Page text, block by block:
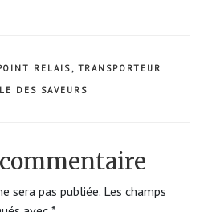
RELAIS , TRANSPORTEUR
DES SAVEURS
sera pas publiée. Les champs